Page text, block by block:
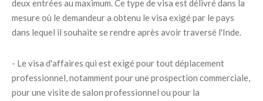
deux entrées au maximum. Ce type de visa est délivré dans la
mesure où le demandeur a obtenu le visa exigé par le pays
dans lequel il souhaite se rendre après avoir traversé l'Inde.
- Le visa d'affaires qui est exigé pour tout déplacement
professionnel, notamment pour une prospection commerciale,
pour une visite de salon professionnel ou pour la